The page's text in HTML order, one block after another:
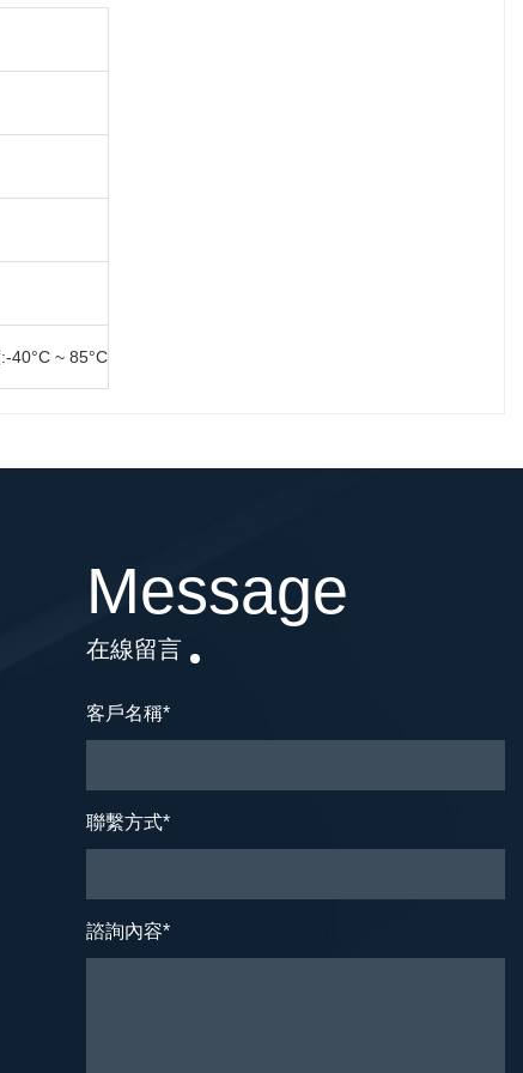
40°C ~ 85°C
Message
在線留言
客戶名稱*
聯繫方式*
諮詢內容*